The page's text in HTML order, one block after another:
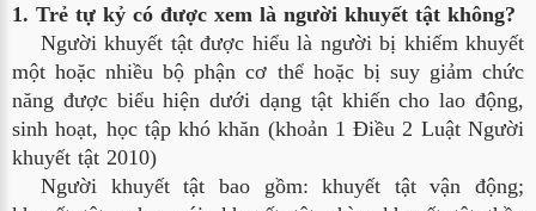
1. Trẻ tự kỷ có được xem là người khuyết tật không?
Người khuyết tật được hiểu là người bị khiếm khuyết
một hoặc nhiều bộ phận cơ thể hoặc bị suy giảm chức
năng được biểu hiện dưới dạng tật khiến cho lao động,
sinh hoạt, học tập khó khăn (khoản 1 Điều 2 Luật Người
khuyết tật 2010)
Người khuyết tật bao gồm: khuyết tật vận động;